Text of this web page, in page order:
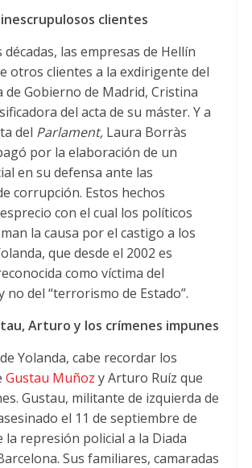
clientes
décadas, las empresas de Hellín
otros clientes a la exdirigente del
de Gobierno de Madrid, Cristina
del acta de su máster. Y a
del Parlament,Laura Borràs
por la elaboración de un
en su defensa ante las
corrupción. Estos hechos
con el cual los políticos
la causa por el castigo a los
que desde el 2002 es
como víctima del
no del “terrorismo de Estado”.
Arturo y los crímenes impunes
Yolanda, cabe recordar los
Gustau Muñoz y Arturo Ruíz que
Gustau, militante de izquierda de
el 11 de septiembre de
la represión policial a la Diada
Sus familiares, camaradas